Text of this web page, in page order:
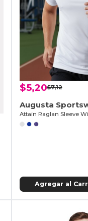
$5,20$7,12
Augusta
Attain Raglan Sleeve
Agregar al